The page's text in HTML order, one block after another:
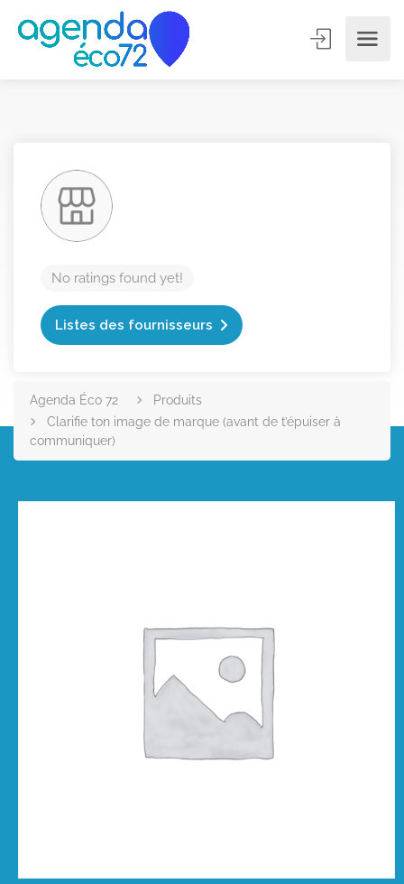
No ratings found yet!
Listes des fournisseurs
Agenda Éco 72
Produits
Clarifie ton image de marque (avant de t’épuiser à
communiquer)